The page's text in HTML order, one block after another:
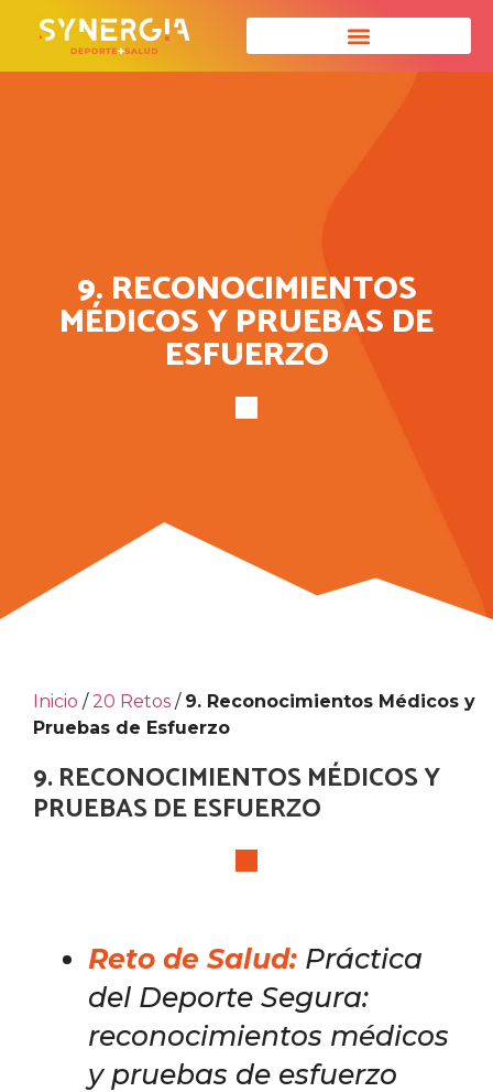
9. RECONOCIMIENTOS
MÉDICOS Y PRUEBAS DE
ESFUERZO
Inicio /20 Retos / 9. Reconocimientos Médicos y
Pruebas de Esfuerzo
9. RECONOCIMIENTOS MÉDICOS Y
PRUEBAS DE ESFUERZO
Reto de Salud: Práctica
del Deporte Segura:
reconocimientos médicos
y pruebas de esfuerzo